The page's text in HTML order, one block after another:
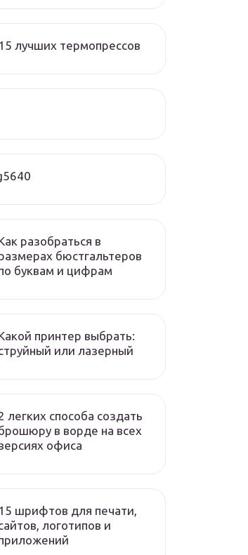
15 лучших термопрессов
разобраться в
бюстгальтеров
буквам и цифрам
принтер выбрать:
или лазерный
легких способа создать
в ворде на всех
офиса
15 шрифтов для печати,
логотипов и